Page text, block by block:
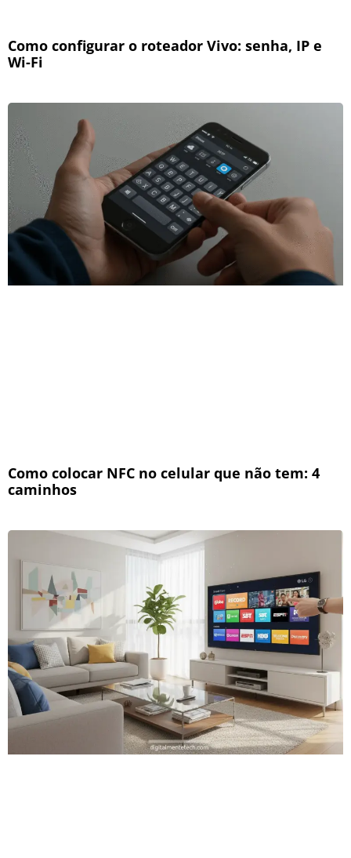
Como configurar o roteador Vivo: senha, IP e
Wi-Fi
Como colocar NFC no celular que não tem: 4
caminhos